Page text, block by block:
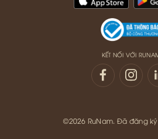
KẾT NỐI VỚI
©2026 RuNam. Đã đăng